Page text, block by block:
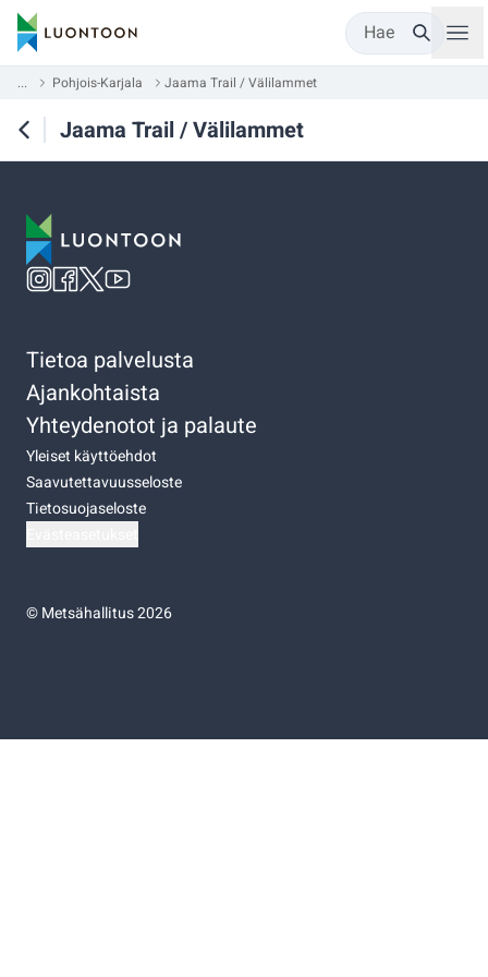
Hae
... Pohjois-Karjala Jaama Trail / Välilammet
Jaama Trail / Välilammet
Tietoa palvelusta
Ajankohtaista
Yhteydenotot ja palaute
Yleiset käyttöehdot
Saavutettavuusseloste
Tietosuojaseloste
©Metsähallitus 2026